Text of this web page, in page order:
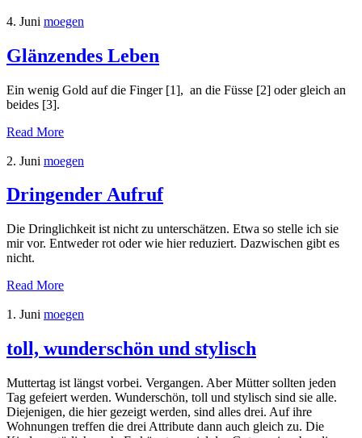
4. Juni moegen
Glänzendes Leben
Ein wenig Gold auf die Finger [1], an die Füsse [2] oder gleich an
beides [3].
Read More
2. Juni moegen
Dringender Aufruf
Die Dringlichkeit ist nicht zu unterschätzen. Etwa so stelle ich sie
mir vor. Entweder rot oder wie hier reduziert. Dazwischen gibt es
nicht.
Read More
1. Juni moegen
toll, wunderschön und stylisch
Muttertag ist längst vorbei. Vergangen. Aber Mütter sollten jeden
Tag gefeiert werden. Wunderschön, toll und stylisch sind sie alle.
Diejenigen, die hier gezeigt werden, sind alles drei. Auf ihre
Wohnungen treffen die drei Attribute dann auch gleich zu. Die